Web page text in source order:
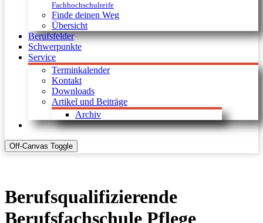
Fachhochschulreife
Finde deinen Weg
Übersicht
Berufsfelder
Schwerpunkte
Service
Terminkalender
Kontakt
Downloads
Artikel und Beiträge
Archiv
Off-Canvas Toggle
Berufsqualifizierende
Berufsfachschule Pflege